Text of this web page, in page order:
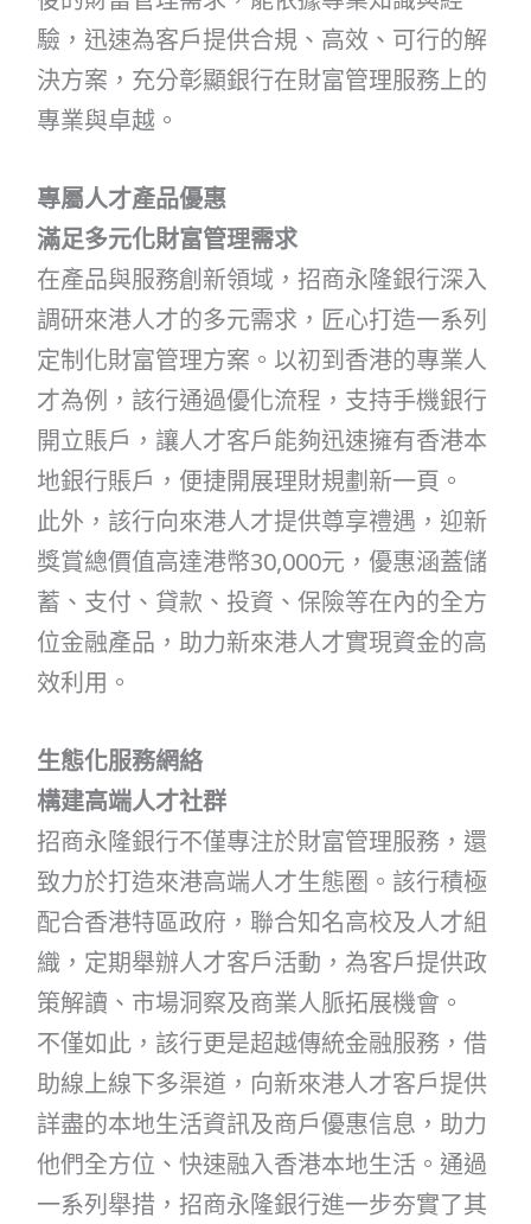
驗，迅速為客戶提供合規、高效、可行的解
決方案，充分彰顯銀行在財富管理服務上的
專業與卓越。
專屬人才產品優惠
滿足多元化財富管理需求
在產品與服務創新領域，招商永隆銀行深入
調研來港人才的多元需求，匠心打造一系列
定制化財富管理方案。以初到香港的專業人
才為例，該行通過優化流程，支持手機銀行
開立賬戶，讓人才客戶能夠迅速擁有香港本
地銀行賬戶，便捷開展理財規劃新一頁。
此外，該行向來港人才提供尊享禮遇，迎新
獎賞總價值高達港幣30,000元，優惠涵蓋儲
蓄、支付、貸款、投資、保險等在內的全方
位金融產品，助力新來港人才實現資金的高
效利用。
生態化服務網絡
構建高端人才社群
招商永隆銀行不僅專注於財富管理服務，還
致力於打造來港高端人才生態圈。該行積極
配合香港特區政府，聯合知名高校及人才組
織，定期舉辦人才客戶活動，為客戶提供政
策解讀、市場洞察及商業人脈拓展機會。
不僅如此，該行更是超越傳統金融服務，借
助線上線下多渠道，向新來港人才客戶提供
詳盡的本地生活資訊及商戶優惠信息，助力
他們全方位、快速融入香港本地生活。通過
一系列舉措，招商永隆銀行進一步夯實了其